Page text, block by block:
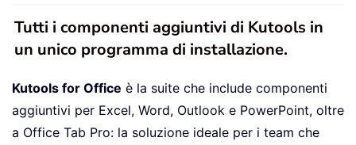
Tutti i componenti aggiuntivi di Kutools in
un unico programma di installazione.
Kutools for Office è la suite che include componenti
aggiuntivi per Excel, Word, Outlook e PowerPoint, oltre
a Office Tab Pro: la soluzione ideale per i team che